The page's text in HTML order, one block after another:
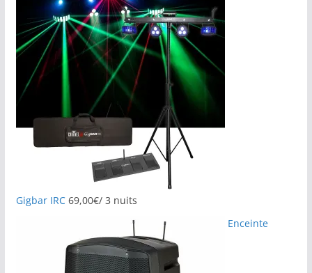
Gigbar IRC 69,00€/ 3 nuits
Enceinte